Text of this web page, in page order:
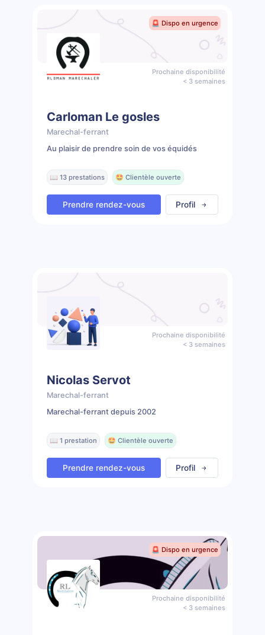
🚨 Dispo en urgence
Prochaine disponibilité
< 3 semaines
Carloman Le gosles
Marechal-ferrant
Au plaisir de prendre soin de vos équidés
📖 13 prestations 🤩 Clientèle ouverte
Prendre rendez-vous Profil
Prochaine disponibilité
< 3 semaines
Nicolas Servot
Marechal-ferrant
Marechal-ferrant depuis 2002
📖 1 prestation 🤩 Clientèle ouverte
Prendre rendez-vous Profil
🚨 Dispo en urgence
Prochaine disponibilité
< 3 semaines